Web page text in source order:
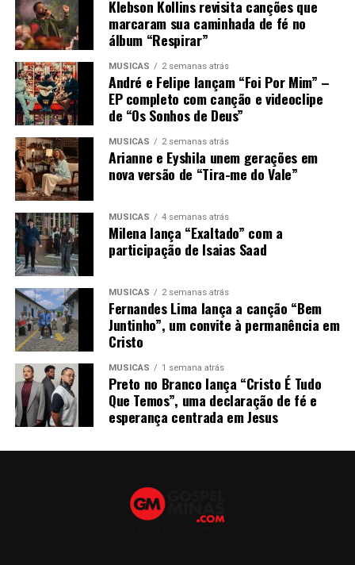
Klebson Kollins revisita canções que
marcaram sua caminhada de fé no
álbum “Respirar”
MÚSICAS 2 semanas atrás
André e Felipe lançam “Foi Por Mim” –
EP completo com canção e videoclipe
de “Os Sonhos de Deus”
MÚSICAS 2 semanas atrás
Arianne e Eyshila unem gerações em
nova versão de “Tira-me do Vale”
MÚSICAS 4 semanas atrás
Milena lança “Exaltado” com a
participação de Isaias Saad
MÚSICAS 2 semanas atrás
Fernandes Lima lança a canção “Bem
Juntinho”, um convite à permanência em
Cristo
MÚSICAS 1 semana atrás
Preto no Branco lança “Cristo É Tudo
Que Temos”, uma declaração de fé e
esperança centrada em Jesus